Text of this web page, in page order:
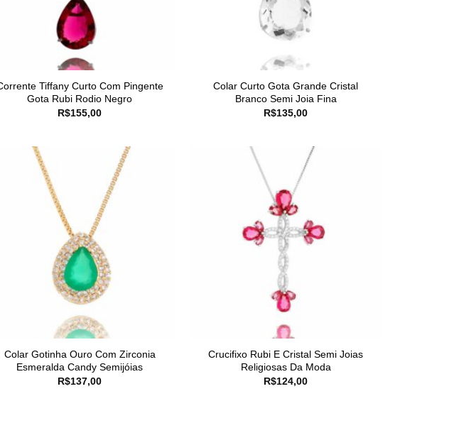
Tiffany Curto Com Pingente
Gota Rubi Rodio Negro
R$155,00
Colar Curto Gota Grande Cristal
Branco Semi Joia Fina
R$135,00
Colar Gotinha Ouro Com Zirconia
Esmeralda Candy Semijóias
R$137,00
Crucifixo Rubi E Cristal Semi Joias
Religiosas Da Moda
R$124,00